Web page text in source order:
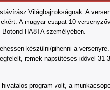
Világbajnokságnak. A
A magyar csapat 10
HA8TA személyében.
készülni/pihenni a
remek napsütéses idővel 31-
program volt, a